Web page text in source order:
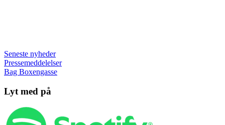
Seneste nyheder
Pressemeddelelser
Bag Boxengasse
Lyt med på